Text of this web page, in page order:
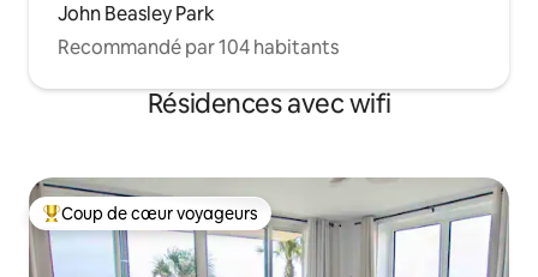
John Beasley Park
Recommandé par 104 habitants
Résidences avec wifi
Coups de cœur voyageurs les plus appréciés
Coup de cœur voyageurs